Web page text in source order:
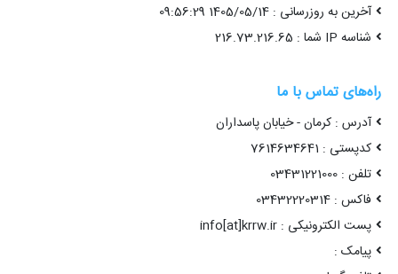
آخرین به روزرسانی : 1405/05/14 09:56:29
شناسه IP شما : 216.73.216.65
راه‌های تماس با ما
آدرس : کرمان - خیابان پاسداران
کدپستی : 7614634641
تلفن : 03431221000
فاکس : 03432220314
پست الکترونیکی : info[at]krrw.ir
پیامک :